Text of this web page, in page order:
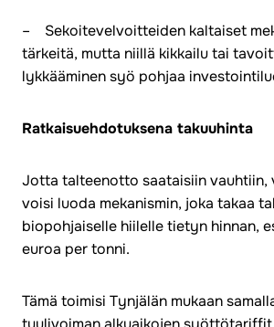
– Sekoitevelvoitteiden kaltaiset
tärkeitä, mutta niillä kikkailu tai
lykkääminen syö pohjaa
Ratkaisuehdotuksena takuuhinta
Jotta talteenotto saataisiin vauhtiin,
voisi luoda mekanismin, joka takaa
biopohjaiselle hiilelle tietyn hinnan,
euroa per tonni.
Tämä toimisi Tynjälän mukaan